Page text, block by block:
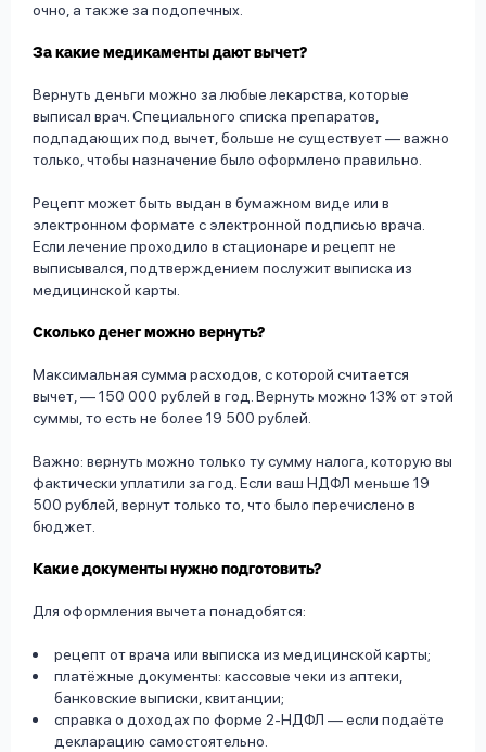
очно, а также за подопечных.
За какие медикаменты дают вычет?
Вернуть деньги можно за любые лекарства, которые
выписал врач. Специального списка препаратов,
подпадающих под вычет, больше не существует — важно
только, чтобы назначение было оформлено правильно.
Рецепт может быть выдан в бумажном виде или в
электронном формате с электронной подписью врача.
Если лечение проходило в стационаре и рецепт не
выписывался, подтверждением послужит выписка из
медицинской карты.
Сколько денег можно вернуть?
Максимальная сумма расходов, с которой считается
вычет, — 150 000 рублей в год. Вернуть можно 13% от этой
суммы, то есть не более 19 500 рублей.
Важно: вернуть можно только ту сумму налога, которую вы
фактически уплатили за год. Если ваш НДФЛ меньше 19
500 рублей, вернут только то, что было перечислено в
бюджет.
Какие документы нужно подготовить?
Для оформления вычета понадобятся:
рецепт от врача или выписка из медицинской карты;
платёжные документы: кассовые чеки из аптеки,
банковские выписки, квитанции;
справка о доходах по форме 2-НДФЛ — если подаёте
декларацию самостоятельно.